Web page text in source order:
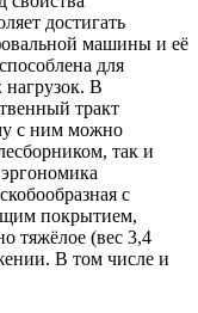
достигать
машины и её
для
нагрузок. В
тракт
с ним можно
так и
с
покрытием,
тяжёлое (вес 3,4
В том числе и